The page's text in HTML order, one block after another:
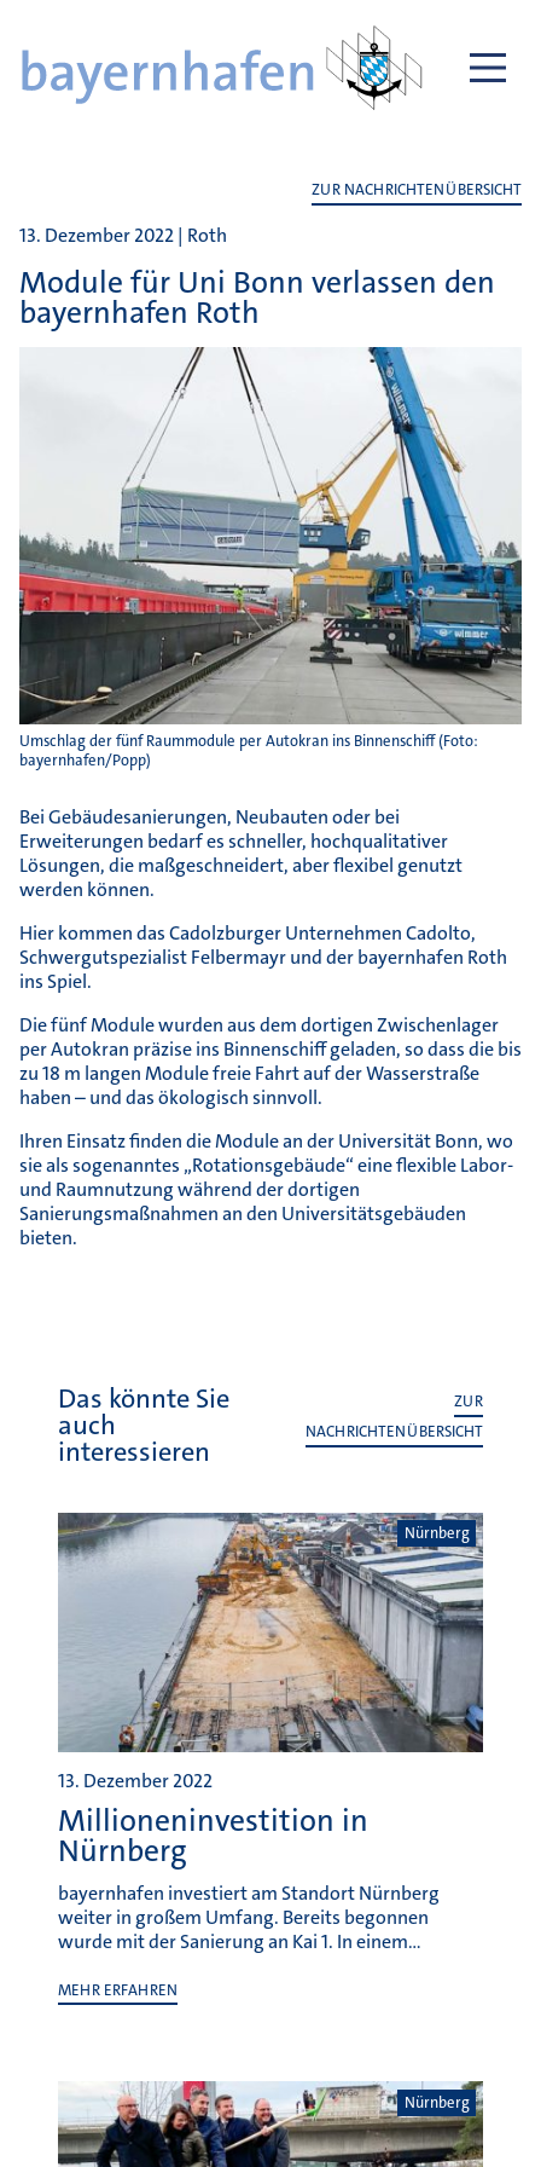
ZUR NACHRICHTENÜBERSICHT
13. Dezember 2022 | Roth
Module für Uni Bonn verlassen den
bayernhafen Roth
Umschlag der fünf Raummodule per Autokran ins Binnenschiff (Foto:
bayernhafen/Popp)
Bei Gebäudesanierungen, Neubauten oder bei
Erweiterungen bedarf es schneller, hochqualitativer
Lösungen, die maßgeschneidert, aber flexibel genutzt
werden können.
Hier kommen das Cadolzburger Unternehmen Cadolto,
Schwergutspezialist Felbermayr und der bayernhafen Roth
ins Spiel.
Die fünf Module wurden aus dem dortigen Zwischenlager
per Autokran präzise ins Binnenschiff geladen, so dass die bis
zu 18 m langen Module freie Fahrt auf der Wasserstraße
haben – und das ökologisch sinnvoll.
Ihren Einsatz finden die Module an der Universität Bonn, wo
sie als sogenanntes „Rotationsgebäude“ eine flexible Labor-
und Raumnutzung während der dortigen
Sanierungsmaßnahmen an den Universitätsgebäuden
bieten.
Das könnte Sie
auch
interessieren
ZUR
NACHRICHTENÜBERSICHT
Nürnberg
13. Dezember 2022
Millioneninvestition in
Nürnberg
bayernhafen investiert am Standort Nürnberg
weiter in großem Umfang. Bereits begonnen
wurde mit der Sanierung an Kai 1. In einem…
MEHR ERFAHREN
Nürnberg